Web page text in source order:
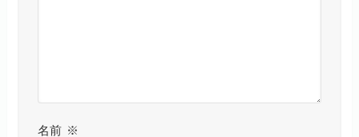
名前 ※